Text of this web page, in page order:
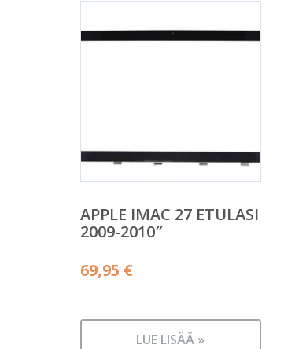
APPLE IMAC 27 ETULASI
2009-2010″
69,95 €
LUE LISÄÄ »